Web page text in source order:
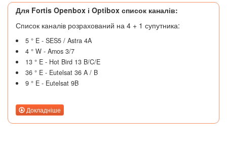
Для Fortis Openbox і Optibox список каналів:
Список каналів розрахований на 4 + 1 супутника:
5 ° E - SES5 / Astra 4A
4 ° W - Amos 3/7
13 ° E - Hot Bird 13 B/C/E
36 ° E - Eutelsat 36 A / B
9 ° E - Eutelsat 9B
Докладніше